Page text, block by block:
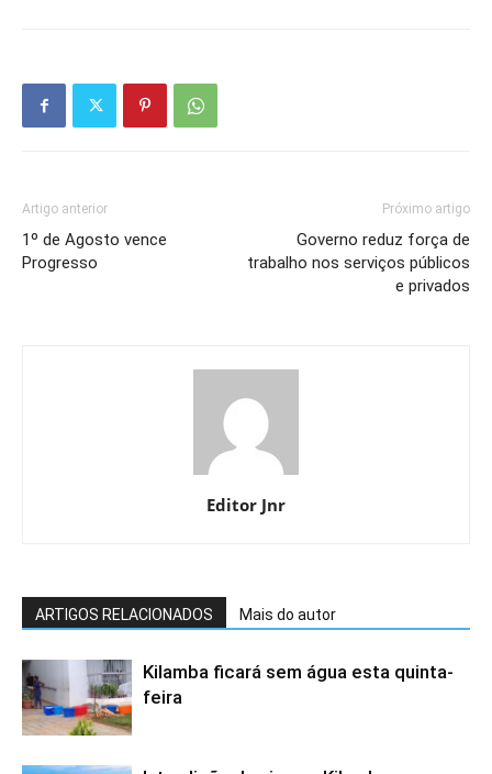
Artigo anterior
1º de Agosto vence
Progresso
Próximo artigo
Governo reduz força de
trabalho nos serviços públicos
e privados
Editor Jnr
ARTIGOS RELACIONADOS Mais do autor
Kilamba ficará sem água esta quinta-
feira